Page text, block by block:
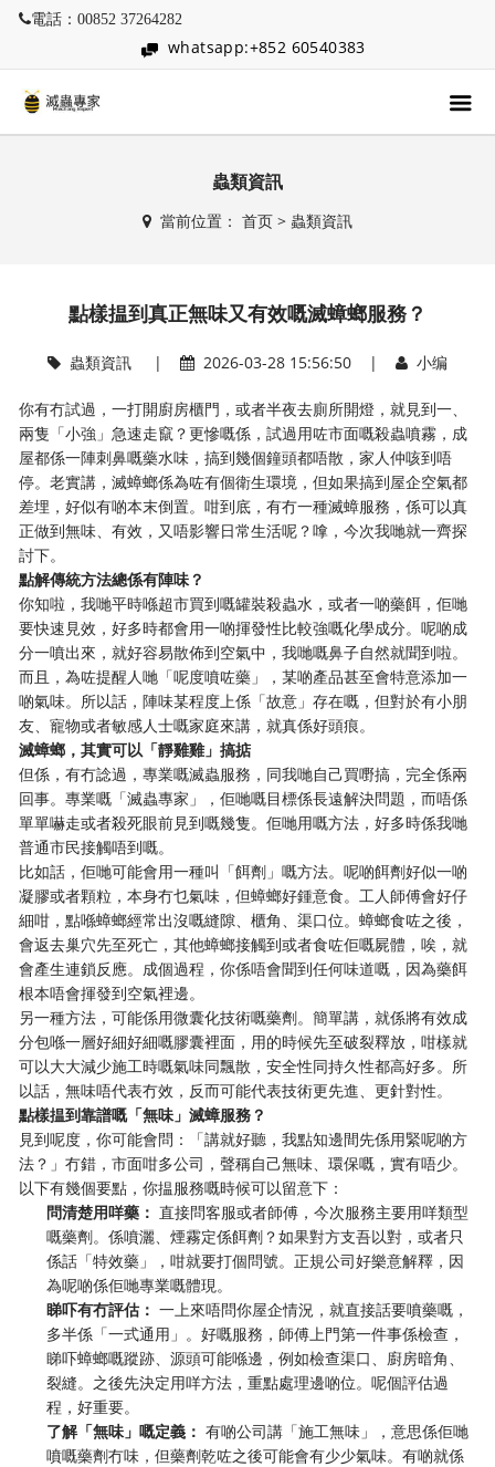
電話：00852 37264282
whatsapp:+852 60540383
蟲類資訊
當前位置： 首页> 蟲類資訊
點樣揾到真正無味又有效嘅滅蟑螂服務？
蟲類資訊| 2026-03-28 15:56:50 | 小编
你有冇試過，一打開廚房櫃門，或者半夜去廁所開燈，就見到一、
兩隻「小強」急速走竄？更慘嘅係，試過用咗市面嘅殺蟲噴霧，成
屋都係一陣刺鼻嘅藥水味，搞到幾個鐘頭都唔散，家人仲咳到唔
停。老實講，滅蟑螂係為咗有個衛生環境，但如果搞到屋企空氣都
差埋，好似有啲本末倒置。咁到底，有冇一種滅蟑服務，係可以真
正做到無味、有效，又唔影響日常生活呢？嗱，今次我哋就一齊探
討下。
點解傳統方法總係有陣味？
你知啦，我哋平時喺超市買到嘅罐裝殺蟲水，或者一啲藥餌，佢哋
要快速見效，好多時都會用一啲揮發性比較強嘅化學成分。呢啲成
分一噴出來，就好容易散佈到空氣中，我哋嘅鼻子自然就聞到啦。
而且，為咗提醒人哋「呢度噴咗藥」，某啲產品甚至會特意添加一
啲氣味。所以話，陣味某程度上係「故意」存在嘅，但對於有小朋
友、寵物或者敏感人士嘅家庭來講，就真係好頭痕。
滅蟑螂，其實可以「靜雞雞」搞掂
但係，有冇諗過，專業嘅滅蟲服務，同我哋自己買嘢搞，完全係兩
回事。專業嘅「滅蟲專家」，佢哋嘅目標係長遠解決問題，而唔係
單單嚇走或者殺死眼前見到嘅幾隻。佢哋用嘅方法，好多時係我哋
普通市民接觸唔到嘅。
比如話，佢哋可能會用一種叫「餌劑」嘅方法。呢啲餌劑好似一啲
凝膠或者顆粒，本身冇乜氣味，但蟑螂好鍾意食。工人師傅會好仔
細咁，點喺蟑螂經常出沒嘅縫隙、櫃角、渠口位。蟑螂食咗之後，
會返去巢穴先至死亡，其他蟑螂接觸到或者食咗佢嘅屍體，唉，就
會產生連鎖反應。成個過程，你係唔會聞到任何味道嘅，因為藥餌
根本唔會揮發到空氣裡邊。
另一種方法，可能係用微囊化技術嘅藥劑。簡單講，就係將有效成
分包喺一層好細好細嘅膠囊裡面，用的時候先至破裂釋放，咁樣就
可以大大減少施工時嘅氣味同飄散，安全性同持久性都高好多。所
以話，無味唔代表冇效，反而可能代表技術更先進、更針對性。
點樣揾到靠譜嘅「無味」滅蟑服務？
見到呢度，你可能會問：「講就好聽，我點知邊間先係用緊呢啲方
法？」冇錯，市面咁多公司，聲稱自己無味、環保嘅，實有唔少。
以下有幾個要點，你揾服務嘅時候可以留意下：
問清楚用咩藥： 直接問客服或者師傅，今次服務主要用咩類型
嘅藥劑。係噴灑、煙霧定係餌劑？如果對方支吾以對，或者只
係話「特效藥」，咁就要打個問號。正規公司好樂意解釋，因
為呢啲係佢哋專業嘅體現。
睇吓有冇評估： 一上來唔問你屋企情況，就直接話要噴藥嘅，
多半係「一式通用」。好嘅服務，師傅上門第一件事係檢查，
睇吓蟑螂嘅蹤跡、源頭可能喺邊，例如檢查渠口、廚房暗角、
裂縫。之後先決定用咩方法，重點處理邊啲位。呢個評估過
程，好重要。
了解「無味」嘅定義： 有啲公司講「施工無味」，意思係佢哋
噴嘅藥劑冇味，但藥劑乾咗之後可能會有少少氣味。有啲就係